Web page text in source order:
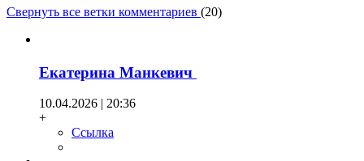
Свернуть все ветки комментариев (20)
Екатерина Манкевич
10.04.2026 | 20:36
+
Ссылка